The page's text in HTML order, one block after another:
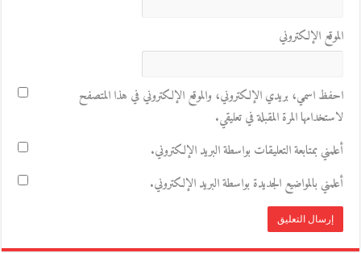
الموقع الإلكتروني
احفظ اسمي، بريدي الإلكتروني، والموقع الإلكتروني في هذا المتصفح
لاستخدامها المرة المقبلة في تعليقي.
أعلمني بمتابعة التعليقات بواسطة البريد الإلكتروني.
أعلمني بالمواضيع الجديدة بواسطة البريد الإلكتروني.